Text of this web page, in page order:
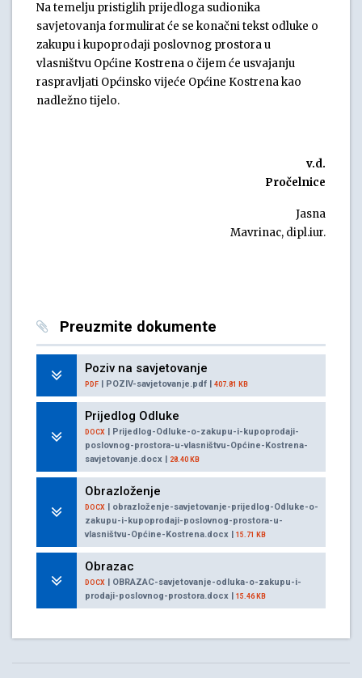
Na temelju pristiglih prijedloga sudionika
savjetovanja formulirat će se konačni tekst odluke o
zakupu i kupoprodaji poslovnog prostora u
vlasništvu Općine Kostrena o čijem će usvajanju
raspravljati Općinsko vijeće Općine Kostrena kao
nadležno tijelo.
v.d.
Pročelnice
Jasna
Mavrinac, dipl.iur.
Preuzmite dokumente
Poziv na savjetovanje
PDF | POZIV-savjetovanje.pdf | 407.81 KB
Prijedlog Odluke
DOCX | Prijedlog-Odluke-o-zakupu-i-kupoprodaji-
poslovnog-prostora-u-vlasništvu-Općine-Kostrena-
savjetovanje.docx | 28.40 KB
Obrazloženje
DOCX | obrazloženje-savjetovanje-prijedlog-Odluke-o-
zakupu-i-kupoprodaji-poslovnog-prostora-u-
vlasništvu-Općine-Kostrena.docx | 15.71 KB
Obrazac
DOCX | OBRAZAC-savjetovanje-odluka-o-zakupu-i-
prodaji-poslovnog-prostora.docx | 15.46 KB